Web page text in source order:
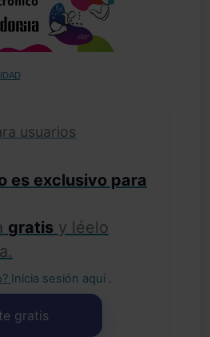
usuarios
es exclusivo para
gratis y léelo
Inicia sesión aquí .
gratis